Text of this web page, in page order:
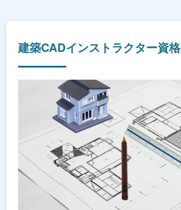
建築CADインストラクター資格